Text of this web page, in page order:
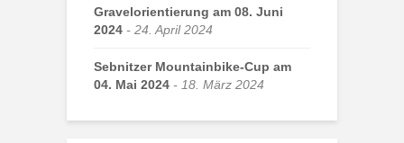
Gravelorientierung am 08. Juni
2024
24. April 2024
Sebnitzer Mountainbike-Cup am
04. Mai 2024
18. März 2024